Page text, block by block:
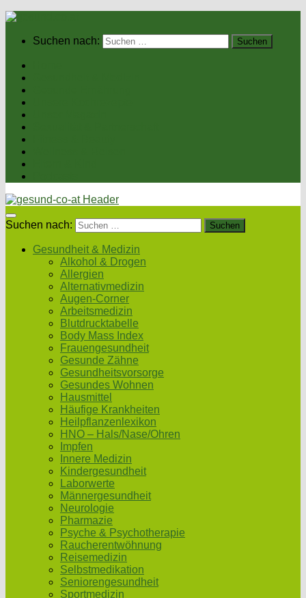
Suchen nach:
Suchen nach:
Gesundheit & Medizin
Alkohol & Drogen
Allergien
Alternativmedizin
Augen-Corner
Arbeitsmedizin
Blutdrucktabelle
Body Mass Index
Frauengesundheit
Gesunde Zähne
Gesundheitsvorsorge
Gesundes Wohnen
Hausmittel
Häufige Krankheiten
Heilpflanzenlexikon
HNO – Hals/Nase/Ohren
Impfen
Innere Medizin
Kindergesundheit
Laborwerte
Männergesundheit
Neurologie
Pharmazie
Psyche & Psychotherapie
Raucherentwöhnung
Reisemedizin
Selbstmedikation
Seniorengesundheit
Sportmedizin